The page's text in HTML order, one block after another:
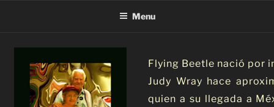
Menu
Flying Beetle nació por
Judy Wray hace
quien a su llegada a